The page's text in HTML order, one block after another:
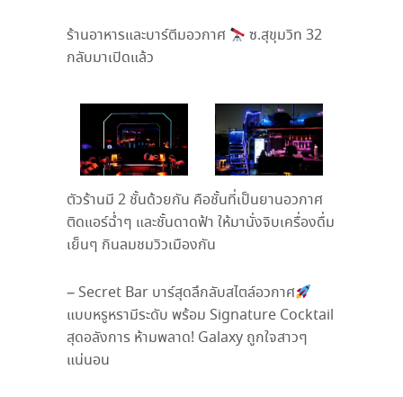
ร้านอาหารและบาร์ตีมอวกาศ ซ.สุขุมวิท 32
กลับมาเปิดแล้ว
ตัวร้านมี 2 ชั้นด้วยกัน คือชั้นที่เป็นยานอวกาศ
ติดแอร์ฉ่ำๆ และชั้นดาดฟ้า ให้มานั่งจิบเครื่องดื่ม
เย็นๆ กินลมชมวิวเมืองกัน
– Secret Bar บาร์สุดลึกลับสไตล์อวกาศ
แบบหรูหรามีระดับ พร้อม Signature Cocktail
สุดอลังการ ห้ามพลาด! Galaxy ถูกใจสาวๆ
แน่นอน